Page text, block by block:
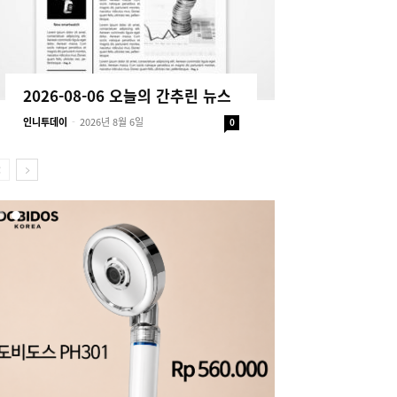
2026-08-06 오늘의 간추린 뉴스
인니투데이 - 2026년 8월 6일 0